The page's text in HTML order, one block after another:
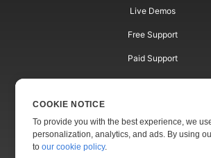
Live Demos
Free Support
Paid Support
Paid Consulting
Websites
COOKIE NOTICE
To provide you with the best experience, we
personalization, analytics, and ads. By using
toour cookie policy.